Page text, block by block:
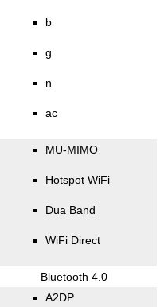
b
g
n
ac
MU-MIMO
Hotspot WiFi
Dua Band
WiFi Direct
Bluetooth 4.0
A2DP